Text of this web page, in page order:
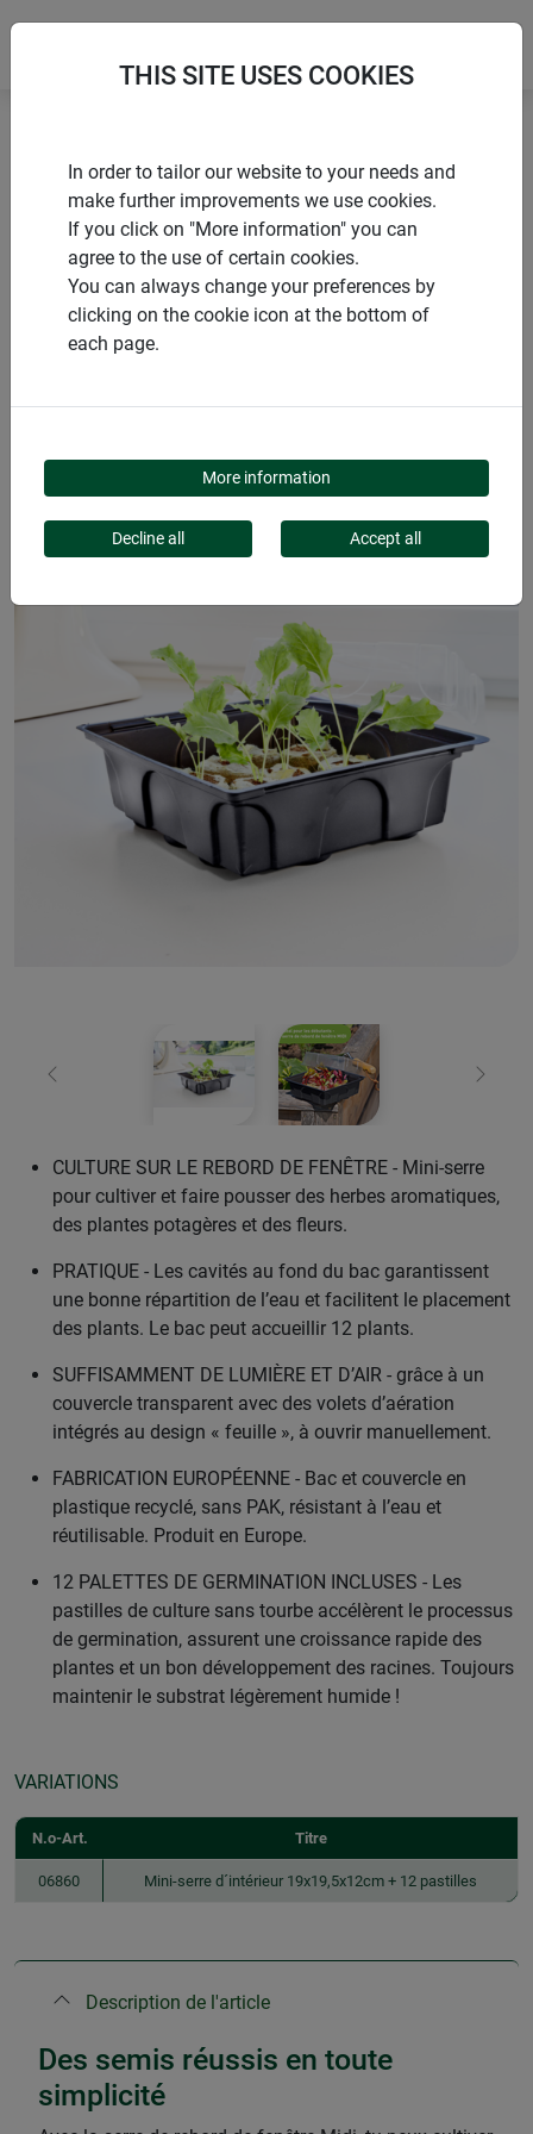
Accueil Serres Mini-serre d’interieur
PRODUITS
MINI-SERRE
retour
CULTURE SUR LE REBORD DE FENÊTRE - Mini-serre
pour cultiver et faire pousser des herbes aromatiques,
des plantes potagères et des fleurs.
PRATIQUE - Les cavités au fond du bac garantissent
une bonne répartition de l’eau et facilitent le placement
des plants. Le bac peut accueillir 12 plants.
SUFFISAMMENT DE LUMIÈRE ET D’AIR - grâce à un
couvercle transparent avec des volets d’aération
intégrés au design « feuille », à ouvrir manuellement.
FABRICATION EUROPÉENNE - Bac et couvercle en
plastique recyclé, sans PAK, résistant à l’eau et
réutilisable. Produit en Europe.
12 PALETTES DE GERMINATION INCLUSES - Les
pastilles de culture sans tourbe accélèrent le processus
de germination, assurent une croissance rapide des
plantes et un bon développement des racines. Toujours
maintenir le substrat légèrement humide !
VARIATIONS
N.o-Art. Titre
06860 Mini-serre d´intérieur 19x19,5x12cm + 12 pastilles
Description de l'article
Des semis réussis en toute
simplicité
THIS SITE USES COOKIES
In order to tailor our website to your needs and
make further improvements we use cookies.
If you click on "More information" you can
agree to the use of certain cookies.
You can always change your preferences by
clicking on the cookie icon at the bottom of
each page.
More information
Decline all Accept all